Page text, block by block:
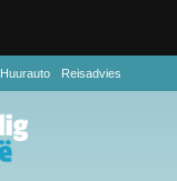
Huurauto Reisadvies